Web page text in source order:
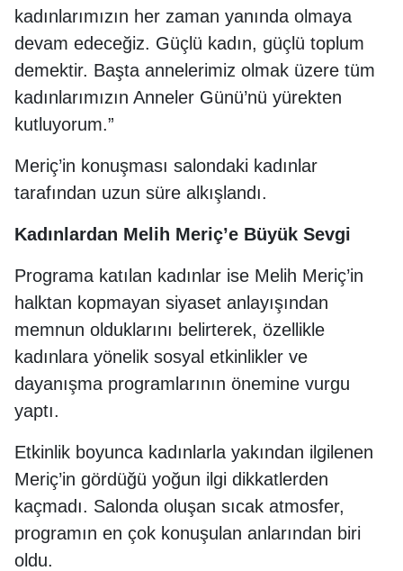
kadınlarımızın her zaman yanında olmaya
devam edeceğiz. Güçlü kadın, güçlü toplum
demektir. Başta annelerimiz olmak üzere tüm
kadınlarımızın Anneler Günü’nü yürekten
kutluyorum.”
Meriç’in konuşması salondaki kadınlar
tarafından uzun süre alkışlandı.
Kadınlardan Melih Meriç’e Büyük Sevgi
Programa katılan kadınlar ise Melih Meriç’in
halktan kopmayan siyaset anlayışından
memnun olduklarını belirterek, özellikle
kadınlara yönelik sosyal etkinlikler ve
dayanışma programlarının önemine vurgu
yaptı.
Etkinlik boyunca kadınlarla yakından ilgilenen
Meriç’in gördüğü yoğun ilgi dikkatlerden
kaçmadı. Salonda oluşan sıcak atmosfer,
programın en çok konuşulan anlarından biri
oldu.